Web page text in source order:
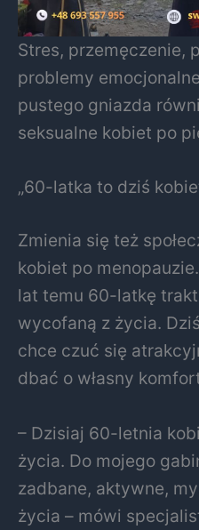
Stres, przemęczenie,
problemy
pustego gniazda
seksualne kobiet po
„60-latka to dziś
Zmienia się też
kobiet po
lat temu 60-latkę
wycofaną z życia. Dziś
chce czuć się
dbać o własny
– Dzisiaj 60-letnia
życia. Do mojego
zadbane, aktywne,
życia – mówi